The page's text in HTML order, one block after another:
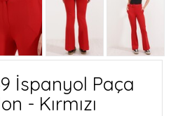
İspanyol Paça
- Kırmızı